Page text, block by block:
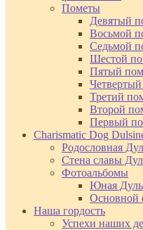
Пометы
Девятый
Восьмой
Седьмой
Шестой
Пятый
Третий
Второй
Первый
Charismatic Dog
Родословная
Стена славы
Фотоальбомы
Юная
Основной
Наша гордость
Успехи наших